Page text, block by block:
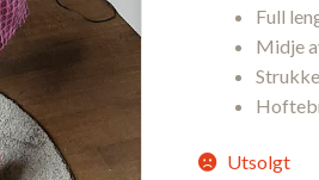
Full
Midje
Utsolgt